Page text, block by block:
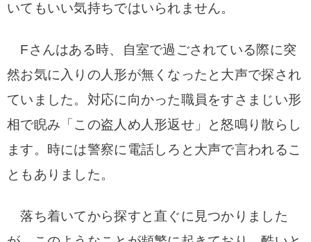
いてもいい気持ちではいられません。
Fさんはある時、自室で過ごされている際に突
然お気に入りの人形が無くなったと 大声で探され
ていました。 対応に向かった職員をすさまじい形
相で睨み「この盗人め人形返せ」と怒鳴り散らし
ます。
時には警察に電話しろと大声で言われるこ
ともありました。
落ち着いてから探すと直ぐに見つかりました